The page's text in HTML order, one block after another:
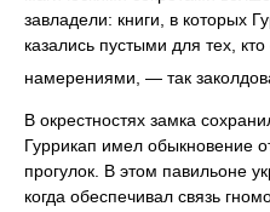
завладели: книги, в которых
казались пустыми для тех,
намерениями, — так
В окрестностях замка
Гуррикап имел обыкновение
прогулок. В этом павильоне
когда обеспечивал связь